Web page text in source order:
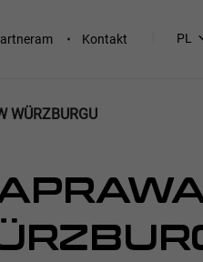
Kontakt PL
WÜRZBURGU